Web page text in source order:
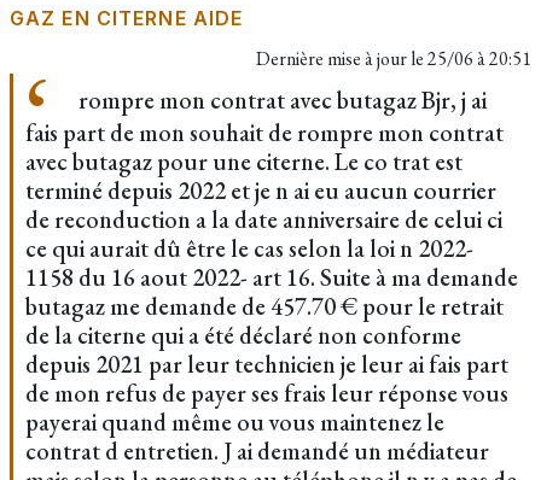
GAZ EN CITERNE AIDE
Dernière mise à jour le25/06 à 20:51
rompre mon contrat avec butagaz Bjr, j ai
fais part de mon souhait de rompre mon contrat
avec butagaz pour une citerne. Le co trat est
terminé depuis 2022 et je n ai eu aucun courrier
de reconduction a la date anniversaire de celui ci
ce qui aurait dû être le cas selon la loi n 2022-
1158 du 16 aout 2022- art 16. Suite à ma demande
butagaz me demande de 457.70 € pour le retrait
de la citerne qui a été déclaré non conforme
depuis 2021 par leur technicien je leur ai fais part
de mon refus de payer ses frais leur réponse vous
payerai quand même ou vous maintenez le
contrat d entretien. J ai demandé un médiateur